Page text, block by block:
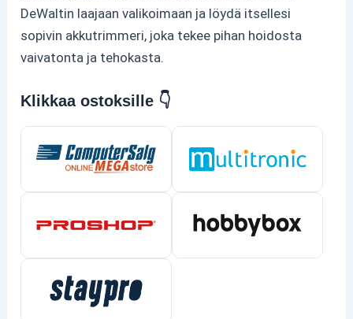
DeWaltin laajaan valikoimaan ja löydä itsellesi
sopivin akkutrimmeri, joka tekee pihan hoidosta
vaivatonta ja tehokasta.
Klikkaa ostoksille 👇